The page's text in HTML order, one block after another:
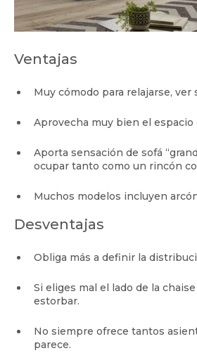
Ventajas
Muy cómodo para relajarse, ver
Aprovecha muy bien el espacio
Aporta sensación de sofá
ocupar tanto como un rincón
Muchos modelos incluyen
Desventajas
Obliga más a definir la
Si eliges mal el lado de la
estorbar.
No siempre ofrece tantos
parece.